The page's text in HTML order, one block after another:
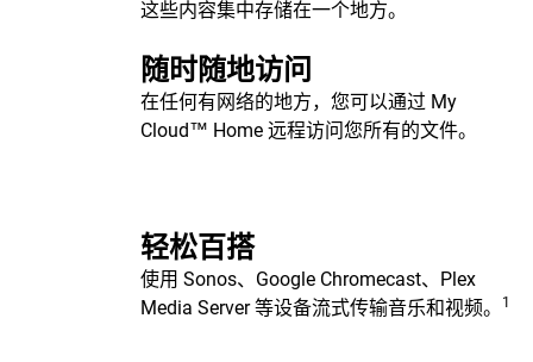
这些内容集中存储在一个地方。
随时随地访问
在任何有网络的地方，您可以通过 My
Cloud™ Home 远程访问您所有的文件。
轻松百搭
使用 Sonos、Google Chromecast、Plex
Media Server 等设备流式传输音乐和视频。
1